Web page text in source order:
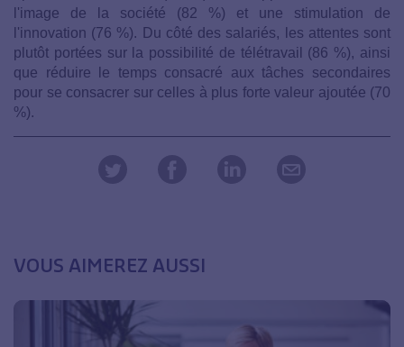
l'image de la société (82 %) et une stimulation de
l'innovation (76 %). Du côté des salariés, les attentes sont
plutôt portées sur la possibilité de télétravail (86 %), ainsi
que réduire le temps consacré aux tâches secondaires
pour se consacrer sur celles à plus forte valeur ajoutée (70
%).
VOUS AIMEREZ AUSSI